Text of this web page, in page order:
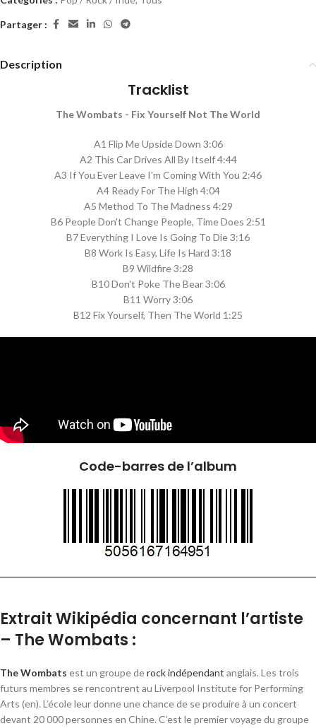
Partager :
Description
Tracklist
The Wombats - Fix Yourself Not The World
A1 Flip Me Upside Down 3:06
A2 This Car Drives All By Itself 4:44
A3 If You Ever Leave I'm Coming With You 2:46
A4 Ready For The High 4:04
A5 Method To The Madness 4:29
B6 People Don't Change People, Time Does 2:51
B7 Everything I Love Is Going To Die 3:16
B8 Work Is Easy, Life Is Hard 3:18
B9 Wildfire 3:28
B10 Don't Poke The Bear 3:06
B11 Worry 3:06
B12 Fix Yourself, Then The World 1:25
Code-barres de l’album
Extrait Wikipédia concernant l’artiste
– The Wombats :
The Wombats est un groupe derock indépendant anglais. Les trois
futurs membres se rencontrent au Liverpool Institute for Performing
Arts (en). L’école leur donne une chance de se produire à un concert
devant 20 000 personnes en Chine. C’est le premier voyage du groupe